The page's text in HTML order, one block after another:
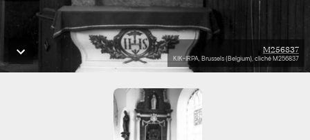
M256837
KIK-IRPA, Brussels (Belgium), cliché M256837